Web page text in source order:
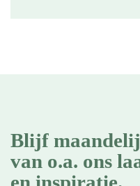
Blijf
van o.a. ons